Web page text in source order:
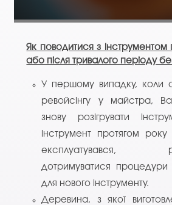
Як поводитися з інструментом
або після тривалого періоду
У першому випадку, коли
ревойсінгу у майстра,
знову розігрувати
інструмент протягом
експлуатувався,
дотримуватися процедури
для нового інструменту.
Деревина, з якої